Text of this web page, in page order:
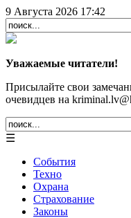
9 Августа 2026 17:42
Уважаемые читатели!
Присылайте свои
очевидцев на
☰
События
Техно
Охрана
Страхование
Законы